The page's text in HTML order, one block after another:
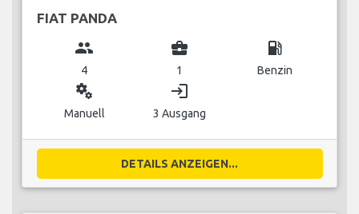
FIAT PANDA
group
4
business_center
1
local_gas_station
Benzin
miscellaneous_services
Manuell
login
3 Ausgang
DETAILS ANZEIGEN...